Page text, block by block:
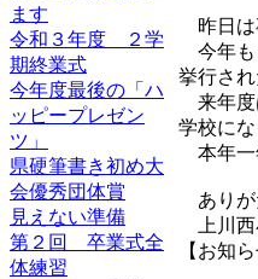
ます
令和３年度 ２学
期終業式
今年度最後の「ハ
ッピープレゼン
ツ」
県硬筆書き初め大
会優秀団体賞
見えない準備
第２回 卒業式全
体練習
昨日は
今年も
挙行さ
来年度
学校に
本年一
ありが
上川西
【お知